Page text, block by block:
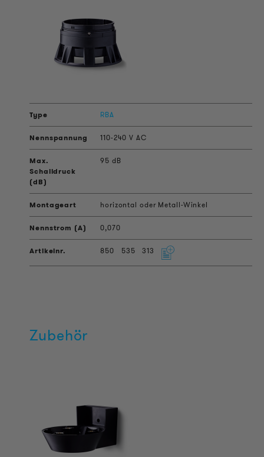
RBA
110-240 V AC
95 dB
horizontal oder Metall-Winkel
0,070
850 535 313
Zubehör